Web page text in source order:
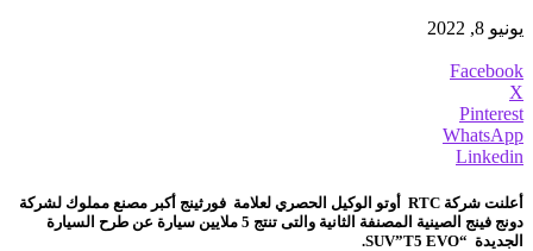
يونيو 8, 2022
Facebook
X
Pinterest
WhatsApp
Linkedin
أعلنت شركة RTC أوتو الوكيل الحصري لعلامة فورثينج أكبر مصنع مملوك لشركة
دونج فينج الصينية المصنفة الثانية والتى تنتج 5 ملايين سيارة عن طرح السيارة
الجديدة “SUV”T5 EVO.